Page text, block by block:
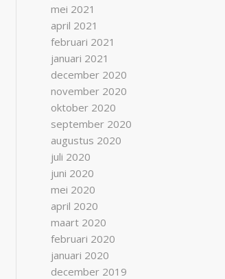
mei 2021
april 2021
februari 2021
januari 2021
december 2020
november 2020
oktober 2020
september 2020
augustus 2020
juli 2020
juni 2020
mei 2020
april 2020
maart 2020
februari 2020
januari 2020
december 2019